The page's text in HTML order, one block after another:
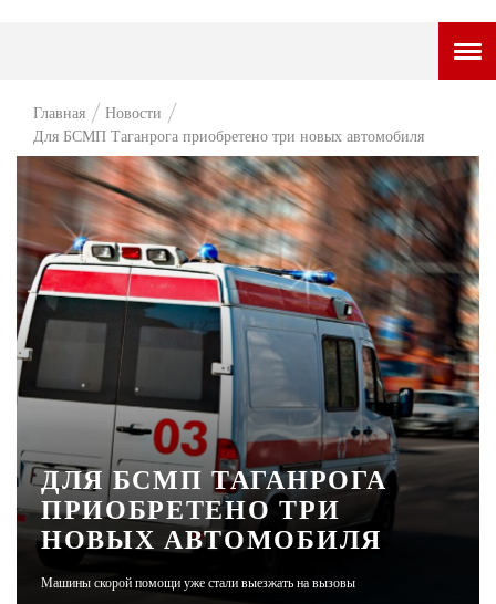
НОВОСТИ
ВОПРОС НЕДЕЛИ
ПРЕМЬЕРА
ТАМ И ТУТ
СТИЛЬ ЖИЗНИ
ЧЕЛОВЕК ОСОБЕННЫЙ
КУЛЬТ ЕДЫ
АФИША
ЖУРНАЛ
Главная
Новости
Для БСМП Таганрога приобретено три новых автомобиля
ДЛЯ БСМП ТАГАНРОГА
ПРИОБРЕТЕНО ТРИ
НОВЫХ АВТОМОБИЛЯ
Машины скорой помощи уже стали выезжать на вызовы